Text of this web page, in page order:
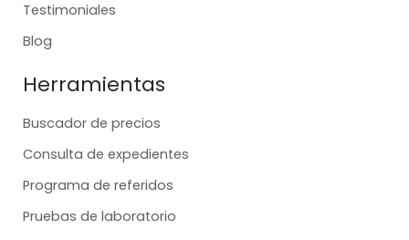
Testimoniales
Blog
Herramientas
Buscador de precios
Consulta de expedientes
Programa de referidos
Pruebas de laboratorio